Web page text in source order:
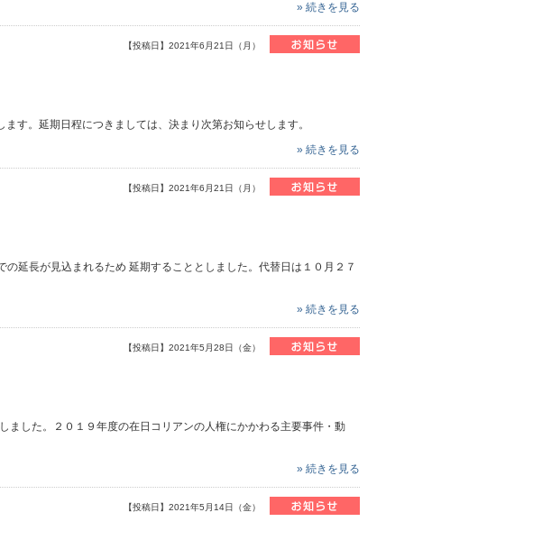
» 続きを見る
【投稿日】2021年6月21日（月）
す。延期日程につきましては、決まり次第お知らせします。
» 続きを見る
【投稿日】2021年6月21日（月）
延長が見込まれるため 延期することとしました。代替日は１０月２７
» 続きを見る
【投稿日】2021年5月28日（金）
した。２０１９年度の在日コリアンの人権にかかわる主要事件・動
» 続きを見る
【投稿日】2021年5月14日（金）